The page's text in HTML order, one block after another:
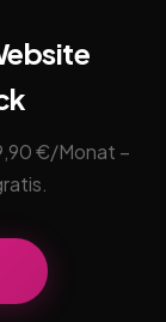
€/Monat –